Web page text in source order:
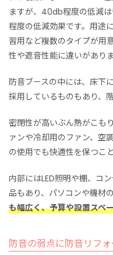
ますが、40db程度の低減
程度の低減効果です。用途
習用など複数のタイプが用
性や遮音性能に違いがありま
防音ブースの中には、床下
採用しているものもあり、
密閉性が高いぶん熱がこも
ァンや冷却用のファン、空
の使用でも快適性を保つこ
内部にはLED照明や棚、コ
品もあり、パソコンや機材
も幅広く、予算や設置スペ
防音の弱点に防音リフ